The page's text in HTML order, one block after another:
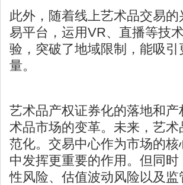
此外，随着线上艺术品交易
易平台，运用VR、直播等技
验，突破了地域限制，能吸
量。
艺术品产权证券化的落地和
术品市场的变革。未来，艺
范化。交易中心作为市场的
中发挥更重要的作用。但同
性风险、估值波动风险以及